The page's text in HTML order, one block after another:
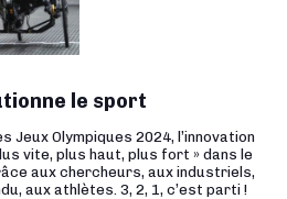
le sport
Jeux Olympiques 2024, l’innovation
vite, plus haut, plus fort » dans le
aux chercheurs, aux industriels,
aux athlètes. 3, 2, 1, c’est parti !